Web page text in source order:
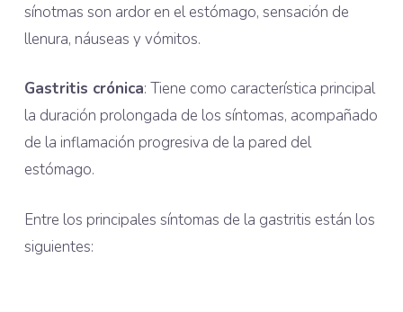
sínotmas son ardor en el estómago, sensación de
llenura, náuseas y vómitos.
Gastritis crónica: Tiene como característica principal
la duración prolongada de los síntomas, acompañado
de la inflamación progresiva de la pared del
estómago.
Entre los principales síntomas de la gastritis están los
siguientes: